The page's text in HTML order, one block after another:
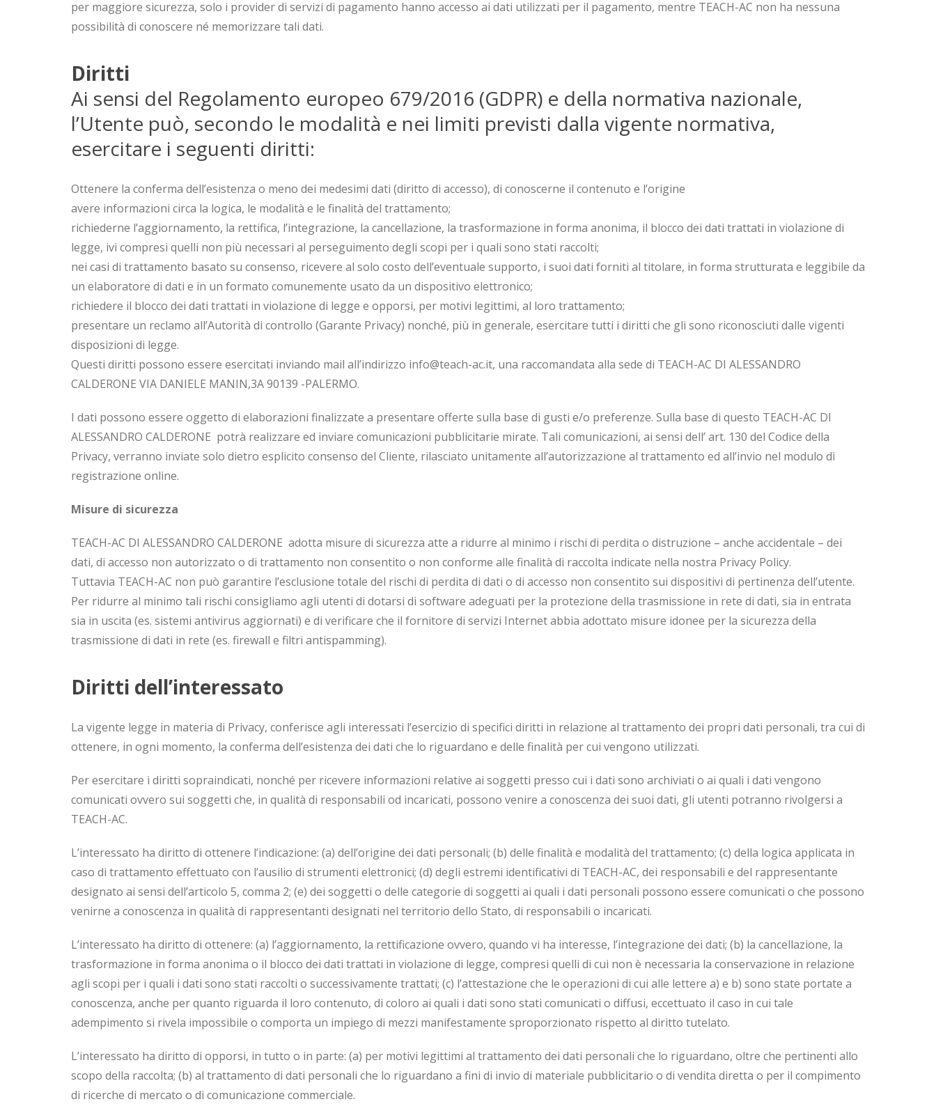
per maggiore sicurezza, solo i provider di servizi di pagamento hanno accesso ai dati utilizzati per il pagamento, mentre TEACH-AC non ha nessuna
possibilità di conoscere né memorizzare tali dati.
Diritti
Ai sensi del Regolamento europeo 679/2016 (GDPR) e della normativa nazionale,
l’Utente può, secondo le modalità e nei limiti previsti dalla vigente normativa,
esercitare i seguenti diritti:
Ottenere la conferma dell’esistenza o meno dei medesimi dati (diritto di accesso), di conoscerne il contenuto e l’origine
avere informazioni circa la logica, le modalità e le finalità del trattamento;
richiederne l’aggiornamento, la rettifica, l’integrazione, la cancellazione, la trasformazione in forma anonima, il blocco dei dati trattati in violazione di
legge, ivi compresi quelli non più necessari al perseguimento degli scopi per i quali sono stati raccolti;
nei casi di trattamento basato su consenso, ricevere al solo costo dell’eventuale supporto, i suoi dati forniti al titolare, in forma strutturata e leggibile da
un elaboratore di dati e in un formato comunemente usato da un dispositivo elettronico;
richiedere il blocco dei dati trattati in violazione di legge e opporsi, per motivi legittimi, al loro trattamento;
presentare un reclamo all’Autorità di controllo (Garante Privacy) nonché, più in generale, esercitare tutti i diritti che gli sono riconosciuti dalle vigenti
disposizioni di legge.
Questi diritti possono essere esercitati inviando mail all’indirizzo info@teach-ac.it, una raccomandata alla sede di TEACH-AC DI ALESSANDRO
CALDERONE VIA DANIELE MANIN,3A 90139 -PALERMO.
I dati possono essere oggetto di elaborazioni finalizzate a presentare offerte sulla base di gusti e/o preferenze. Sulla base di questo TEACH-AC DI
ALESSANDRO CALDERONE potrà realizzare ed inviare comunicazioni pubblicitarie mirate. Tali comunicazioni, ai sensi dell’ art. 130 del Codice della
Privacy, verranno inviate solo dietro esplicito consenso del Cliente, rilasciato unitamente all’autorizzazione al trattamento ed all’invio nel modulo di
registrazione online.
Misure di sicurezza
TEACH-AC DI ALESSANDRO CALDERONE adotta misure di sicurezza atte a ridurre al minimo i rischi di perdita o distruzione – anche accidentale – dei
dati, di accesso non autorizzato o di trattamento non consentito o non conforme alle finalità di raccolta indicate nella nostra Privacy Policy.
Tuttavia TEACH-AC non può garantire l’esclusione totale del rischi di perdita di dati o di accesso non consentito sui dispositivi di pertinenza dell’utente.
Per ridurre al minimo tali rischi consigliamo agli utenti di dotarsi di software adeguati per la protezione della trasmissione in rete di dati, sia in entrata
sia in uscita (es. sistemi antivirus aggiornati) e di verificare che il fornitore di servizi Internet abbia adottato misure idonee per la sicurezza della
trasmissione di dati in rete (es. firewall e filtri antispamming).
Diritti dell’interessato
La vigente legge in materia di Privacy, conferisce agli interessati l’esercizio di specifici diritti in relazione al trattamento dei propri dati personali, tra cui di
ottenere, in ogni momento, la conferma dell’esistenza dei dati che lo riguardano e delle finalità per cui vengono utilizzati.
Per esercitare i diritti sopraindicati, nonché per ricevere informazioni relative ai soggetti presso cui i dati sono archiviati o ai quali i dati vengono
comunicati ovvero sui soggetti che, in qualità di responsabili od incaricati, possono venire a conoscenza dei suoi dati, gli utenti potranno rivolgersi a
TEACH-AC.
L’interessato ha diritto di ottenere l’indicazione: (a) dell’origine dei dati personali; (b) delle finalità e modalità del trattamento; (c) della logica applicata in
caso di trattamento effettuato con l’ausilio di strumenti elettronici; (d) degli estremi identificativi di TEACH-AC, dei responsabili e del rappresentante
designato ai sensi dell’articolo 5, comma 2; (e) dei soggetti o delle categorie di soggetti ai quali i dati personali possono essere comunicati o che possono
venirne a conoscenza in qualità di rappresentanti designati nel territorio dello Stato, di responsabili o incaricati.
L’interessato ha diritto di ottenere: (a) l’aggiornamento, la rettificazione ovvero, quando vi ha interesse, l’integrazione dei dati; (b) la cancellazione, la
trasformazione in forma anonima o il blocco dei dati trattati in violazione di legge, compresi quelli di cui non è necessaria la conservazione in relazione
agli scopi per i quali i dati sono stati raccolti o successivamente trattati; (c) l’attestazione che le operazioni di cui alle lettere a) e b) sono state portate a
conoscenza, anche per quanto riguarda il loro contenuto, di coloro ai quali i dati sono stati comunicati o diffusi, eccettuato il caso in cui tale
adempimento si rivela impossibile o comporta un impiego di mezzi manifestamente sproporzionato rispetto al diritto tutelato.
L’interessato ha diritto di opporsi, in tutto o in parte: (a) per motivi legittimi al trattamento dei dati personali che lo riguardano, oltre che pertinenti allo
scopo della raccolta; (b) al trattamento di dati personali che lo riguardano a fini di invio di materiale pubblicitario o di vendita diretta o per il compimento
di ricerche di mercato o di comunicazione commerciale.